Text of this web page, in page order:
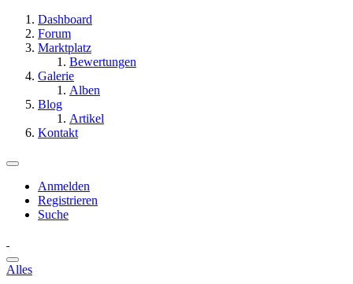
Dashboard
Forum
Marktplatz
Bewertungen
Galerie
Alben
Blog
Artikel
Kontakt
Anmelden
Registrieren
Suche
Alles